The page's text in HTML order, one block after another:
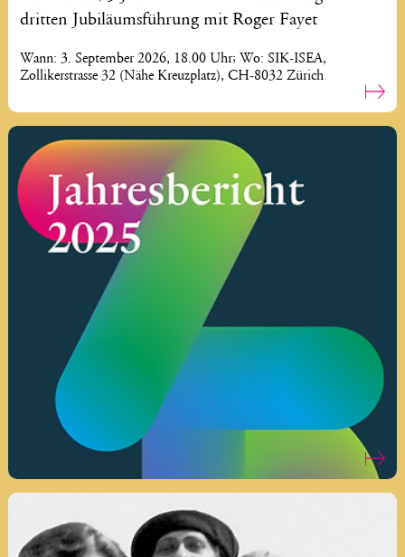
dritten Jubiläumsführung mit Roger Fayet
Wann: 3. September 2026, 18.00 Uhr; Wo: SIK-ISEA,
Zollikerstrasse 32 (Nähe Kreuzplatz), CH-8032 Zürich